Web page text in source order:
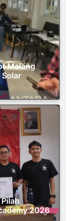
Malang
2026